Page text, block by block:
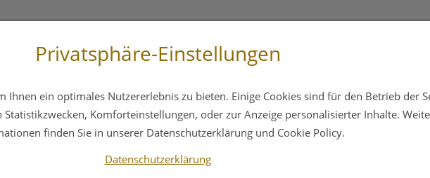
Hautpflege Familie Nahrungsergänzung
Privatsphäre-Einstellungen
Ihnen ein optimales Nutzererlebnis zu bieten. Einige Cookies sind für den Betrieb der
Komforteinstellungen, oder zur Anzeige personalisierter Inhalte.
finden Sie in unserer Datenschutzerklärung und Cookie Policy.
Datenschutzerklärung